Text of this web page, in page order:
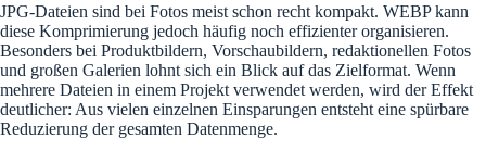
JPG-Dateien sind bei Fotos meist schon recht kompakt. WEBP kann
diese Komprimierung jedoch häufig noch effizienter organisieren.
Besonders bei Produktbildern, Vorschaubildern, redaktionellen Fotos
und großen Galerien lohnt sich ein Blick auf das Zielformat. Wenn
mehrere Dateien in einem Projekt verwendet werden, wird der Effekt
deutlicher: Aus vielen einzelnen Einsparungen entsteht eine spürbare
Reduzierung der gesamten Datenmenge.